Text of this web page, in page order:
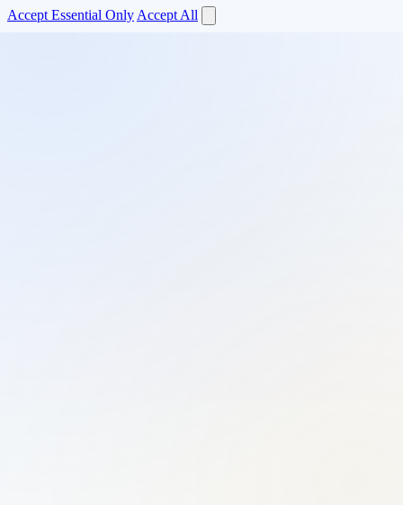
Accept Essential Only Accept All